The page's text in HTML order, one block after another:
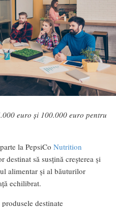
euro şi 100.000 euro pentru
la PepsiCo Nutrition
destinat să susțină creşterea şi
alimentar şi al băuturilor
echilibrat.
destinate